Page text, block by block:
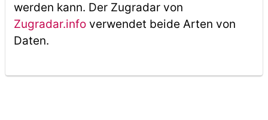
werden kann. Der Zugradar von
Zugradar.infoverwendet beide Arten von
Daten.